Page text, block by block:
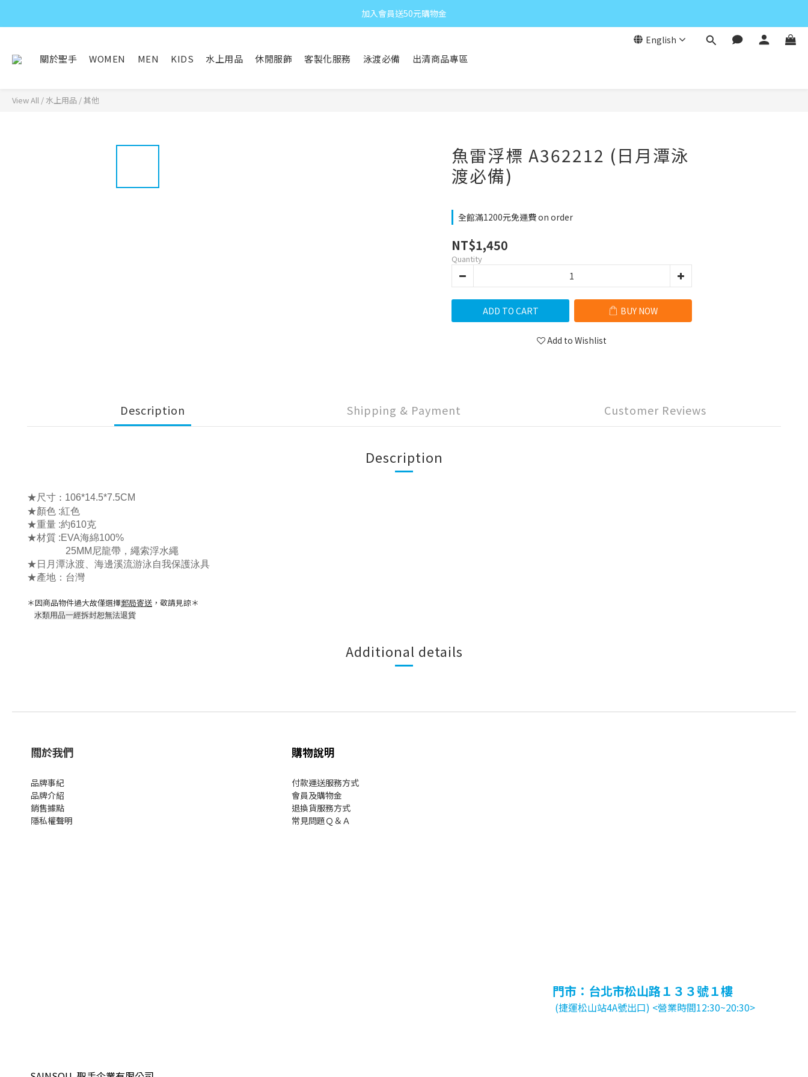
加入會員送50元購物金
English
關於聖手 WOMEN MEN KIDS 水上用品 休閒服飾 客製化服務 泳渡必備 出清商品專區
View All / 水上用品 /其他
魚雷浮標 A362212 (日月潭泳
渡必備)
全館滿1200元免運費 on order
NT$1,450
Quantity
ADD TO CART BUY NOW
Add to Wishlist
Description Shipping & Payment Customer Reviews
Description
★尺寸 ： 106*14.5*7.5CM
★顏色 :紅色
★重量 :約610克
★材質 :EVA海綿100%
25MM尼龍帶，繩索浮水繩
★日月潭泳渡、海邊溪流游泳自我保護泳具
★產地：台灣
＊因商品物件過大故僅選擇郵局寄送 ，敬請見諒＊
水類用品一經拆封恕無法退貨
Additional details
關於我們
品牌事紀
品牌介紹
銷售據點
隱私權聲明
購物說明
付款運送服務方式
會員及購物金
退換貨服務方式
常見問題Ｑ＆Ａ
門市：台北市松山路１３３號１樓
(捷運松山站4A號出口) <營業時間12:30~20:30>